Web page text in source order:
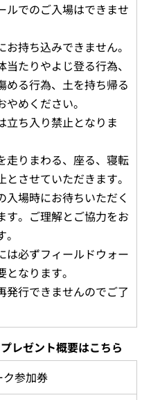
ルでのご入場はできませ
持ち込みできません。
当たりやよじ登る行為、
める行為、土を持ち帰る
めください。
立ち入り禁止となりま
走りまわる、座る、寝転
とさせていただきます。
入場時にお待ちいただく
す。ご理解とご協力をお
は必ずフィールドウォー
なります。
発行できませんのでご了
レゼント概要はこちら
ク参加券